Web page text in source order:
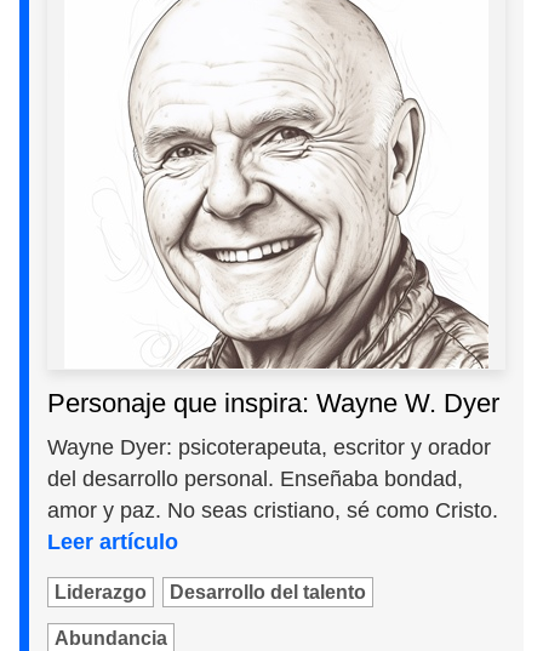
Personaje que inspira: Wayne W. Dyer
Wayne Dyer: psicoterapeuta, escritor y orador
del desarrollo personal. Enseñaba bondad,
amor y paz. No seas cristiano, sé como Cristo.
Leer artículo
Liderazgo Desarrollo del talento
Abundancia